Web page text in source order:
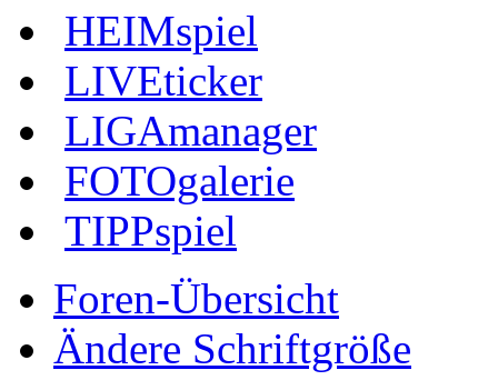
HEIMspiel
LIVEticker
LIGAmanager
FOTOgalerie
TIPPspiel
Foren-Übersicht
Ändere Schriftgröße